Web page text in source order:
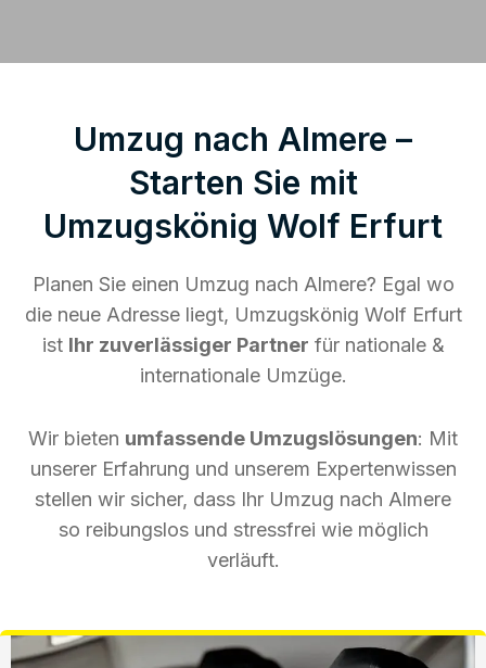
Umzug nach Almere –
Starten Sie mit
Umzugskönig Wolf Erfurt
Planen Sie einen Umzug nach Almere? Egal wo
die neue Adresse liegt, Umzugskönig Wolf Erfurt
ist Ihr zuverlässiger Partner für nationale &
internationale Umzüge.
Wir bieten umfassende Umzugslösungen: Mit
unserer Erfahrung und unserem Expertenwissen
stellen wir sicher, dass Ihr Umzug nach Almere
so reibungslos und stressfrei wie möglich
verläuft.